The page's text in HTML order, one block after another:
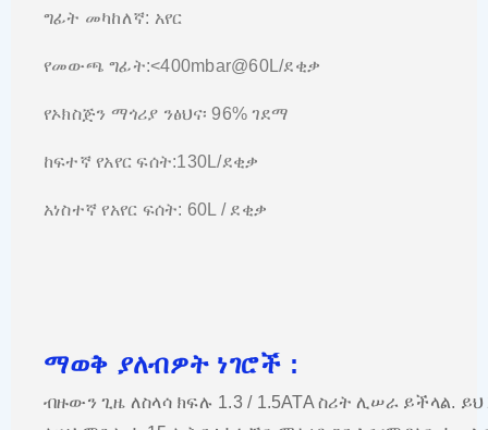
ግፊት መካከለኛ: አየር
የመውጫ ግፊት:<400mbar@60L/ደቂቃ
የኦክስጅን ማጎሪያ ንፅህና፡ 96% ገደማ
ከፍተኛ የአየር ፍሰት:130L/ደቂቃ
አነስተኛ የአየር ፍሰት: 60L / ደቂቃ
ማወቅ ያለብዎት ነገሮች :
ብዙውን ጊዜ ለስላሳ ክፍሉ 1.3 / 1.5ATA ስሪት ሊሠራ ይችላል.